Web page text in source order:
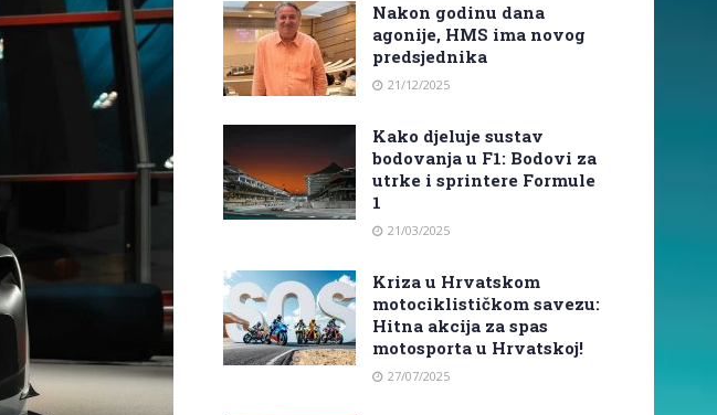
Nakon godinu dana
agonije, HMS ima novog
predsjednika
21/12/2025
Kako djeluje sustav
bodovanja u F1: Bodovi za
utrke i sprintere Formule
1
21/03/2025
Kriza u Hrvatskom
motociklističkom savezu:
Hitna akcija za spas
motosporta u Hrvatskoj!
27/07/2025